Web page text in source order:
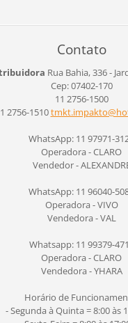
Contato
Rua Bahia, 336 -
Cep: 07402-170
11 2756-1500
2756-1510tmkt.imp
WhatsApp: 11 97971-
Operadora - CLARO
Vendedor -
WhatsApp: 11 96040-
Operadora - VIVO
Vendedora - VAL
Whatsapp: 11 99379-
Operadora - CLARO
Vendedora - YHARA
Horário de
- Segunda à Quinta = 8:00 às